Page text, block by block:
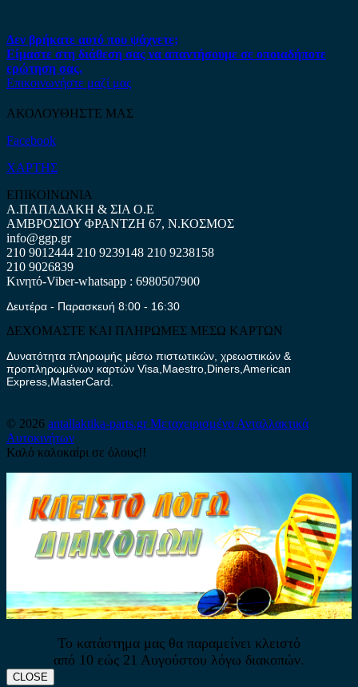
Δεν βρήκατε αυτό που ψάχνετε;
Είμαστε στη διάθεση σας να απαντήσουμε σε οποιαδήποτε
ερώτηση σας.
Επικοινωνήστε μαζί μας
ΑΚΟΛΟΥΘΗΣΤΕ ΜΑΣ
Facebook
ΧΑΡΤΗΣ
ΕΠΙΚΟΙΝΩΝΙΑ
Α.ΠΑΠΑΔΑΚΗ & ΣΙΑ Ο.Ε
ΑΜΒΡΟΣΙΟΥ ΦΡΑΝΤΖΗ 67, Ν.ΚΟΣΜΟΣ
info@ggp.gr
210 9012444 210 9239148 210 9238158
210 9026839
Κινητό-Viber-whatsapp : 6980507900
Δευτέρα - Παρασκευή 8:00 - 16:30
ΔΕΧΟΜΑΣΤΕ ΚΑΙ ΠΛΗΡΩΜΕΣ ΜΕΣΩ ΚΑΡΤΩΝ
Δυνατότητα πληρωμής μέσω πιστωτικών, χρεωστικών &
προπληρωμένων καρτών Visa,Maestro,Diners,American
Express,MasterCard.
© 2026 antallaktika-parts.grΜεταχειρισμένα Ανταλλακτικά
Αυτοκινήτων
Καλό καλοκαίρι σε όλους!!
Το κατάστημα μας θα παραμείνει κλειστό
από 10 εώς 21 Αυγούστου λόγω διακοπών.
CLOSE